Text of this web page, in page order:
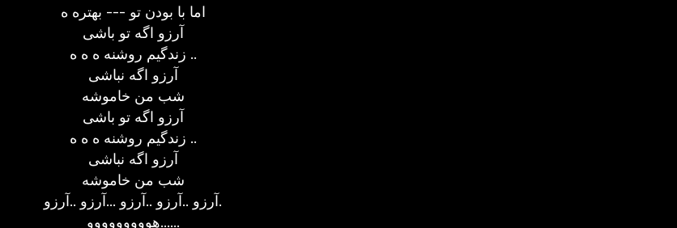
اما با بودن تو --- بهتره ه
آرزو اگه تو باشی
زندگیم روشنه ه ه ه ..
آرزو اگه نباشی
شب من خاموشه
آرزو اگه تو باشی
زندگیم روشنه ه ه ه ..
آرزو اگه نباشی
شب من خاموشه
آرزو ..آرزو ..آرزو ...آرزو ..آرزو.
هووووووووو......